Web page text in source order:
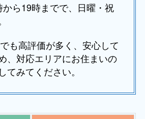
ら19時までで、日曜・祝
も高評価が多く、安心して
、対応エリアにお住まいの
てみてください。